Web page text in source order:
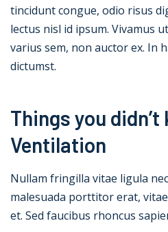
tincidunt congue, odio risus
lectus nisl id ipsum. Vivamus
varius sem, non auctor ex. In
dictumst.
Things you
Ventilation
Nullam fringilla vitae ligula
malesuada porttitor erat,
et. Sed faucibus rhoncus